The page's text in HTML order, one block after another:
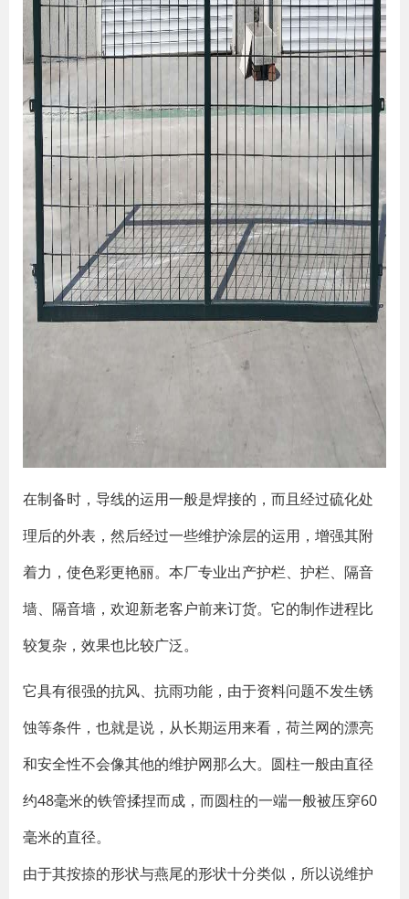
在制备时，导线的运用一般是焊接的，而且经过硫化处
理后的外表，然后经过一些维护涂层的运用，增强其附
着力，使色彩更艳丽。本厂专业出产护栏、护栏、隔音
墙、隔音墙，欢迎新老客户前来订货。它的制作进程比
较复杂，效果也比较广泛。
它具有很强的抗风、抗雨功能，由于资料问题不发生锈
蚀等条件，也就是说，从长期运用来看，荷兰网的漂亮
和安全性不会像其他的维护网那么大。圆柱一般由直径
约48毫米的铁管揉捏而成，而圆柱的一端一般被压穿60
毫米的直径。
由于其按捺的形状与燕尾的形状十分类似，所以说维护